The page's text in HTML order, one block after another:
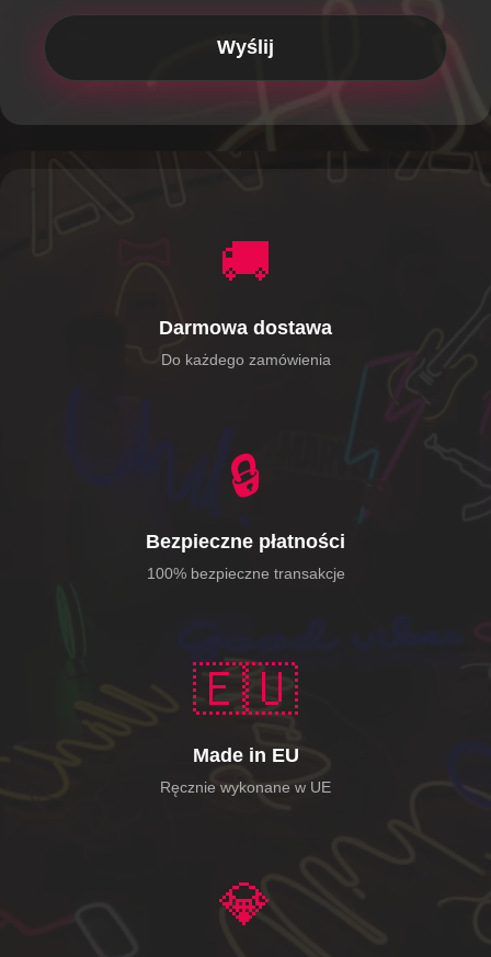
🚚
Darmowa dostawa
Do każdego zamówienia
🔒
Bezpieczne płatności
100% bezpieczne transakcje
🇪🇺
Made in EU
Ręcznie wykonane w UE
💎